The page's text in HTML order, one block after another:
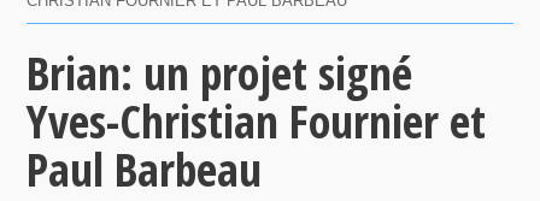
Brian: un projet signé
Yves-Christian Fournier et
Paul Barbeau